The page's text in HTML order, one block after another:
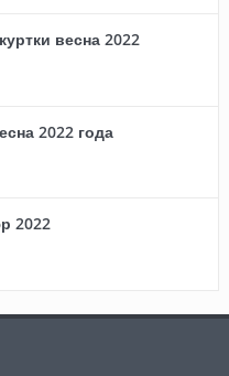
весна 2022
2022 года
2022